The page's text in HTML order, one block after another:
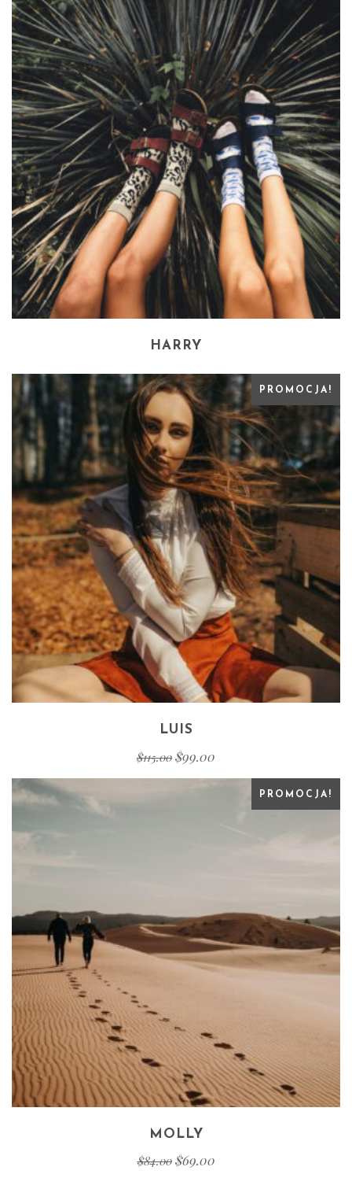
HARRY
PROMOCJA!
LUIS
$115.00 $99.00
PROMOCJA!
MOLLY
$84.00 $69.00